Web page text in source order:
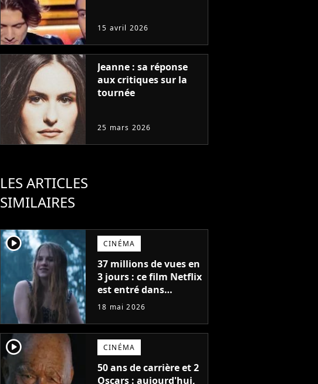
15 avril 2026
Jeanne : sa réponse
aux critiques sur la
tournée
25 mars 2026
LES ARTICLES
SIMILAIRES
player2 CINÉMA
37 millions de vues en
3 jours : ce film Netflix
est entré dans
l'histoire avec l'un des
de tous les temps
18 mai 2026
player2 CINÉMA
50 ans de carrière et 2
Oscars : aujourd'hui,